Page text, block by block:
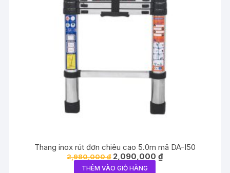
Thang inox rút đơn chiêu cao 5.0m mã DA-I50
2,980,000₫ Giá
gốc
là:
2,090,000₫Giá
hiện
THÊM VÀO GIỎ HÀNG